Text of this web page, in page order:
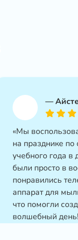
—
«Мы
на празднике
учебного года в
были просто в
понравились
аппарат для
что помогли
волшебный